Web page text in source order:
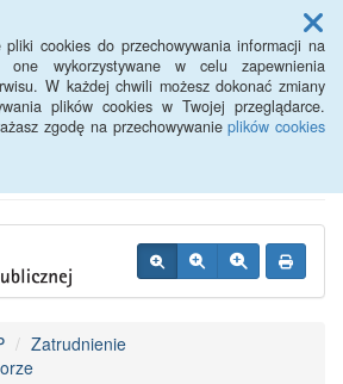
pliki cookies do przechowywania informacji na
one wykorzystywane w celu zapewnienia
W każdej chwili możesz dokonać zmiany
plików cookies w Twojej przeglądarce.
zgodę na przechowywanieplików cookies
Menu
Miejski
Zatrudnienie